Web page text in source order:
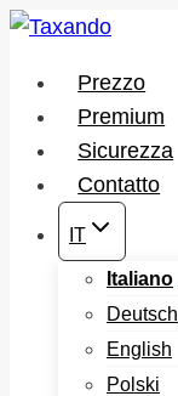
Salta
contenutoPrezzo
Premium
Sicurezza
Contatto
IT
Italiano
Deutsch
English
Polski